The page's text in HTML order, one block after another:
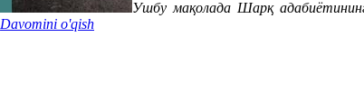
Ушбу мақолада Шарқ
Davomini o'qish